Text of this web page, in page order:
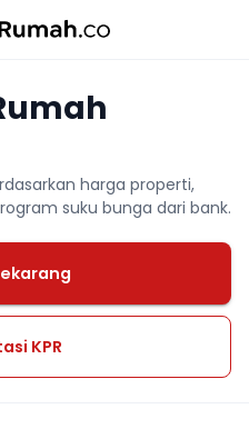
harga properti,
suku bunga dari bank.
KPR